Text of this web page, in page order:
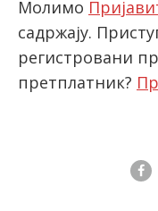
Молимо
садржају.
регистровани
претплатник?